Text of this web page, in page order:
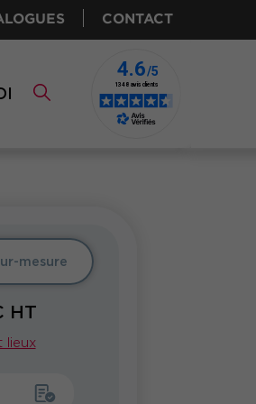
CONTACT
mesure
HT
lieux